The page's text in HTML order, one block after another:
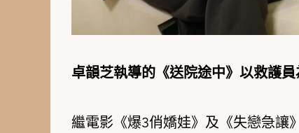
卓韻芝執導的《送院途中》以救護員
繼電影《爆3俏嬌娃》及《失戀急讓